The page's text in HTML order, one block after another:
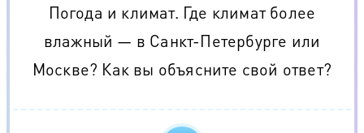
Погода и климат. Где климат более
влажный — в Санкт-Петербурге или
Москве? Как вы объясните свой ответ?